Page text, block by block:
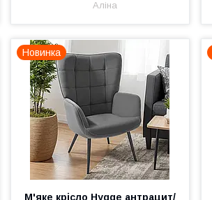
Аліна
Новинка
М'яке крісло Hygge антрацит/